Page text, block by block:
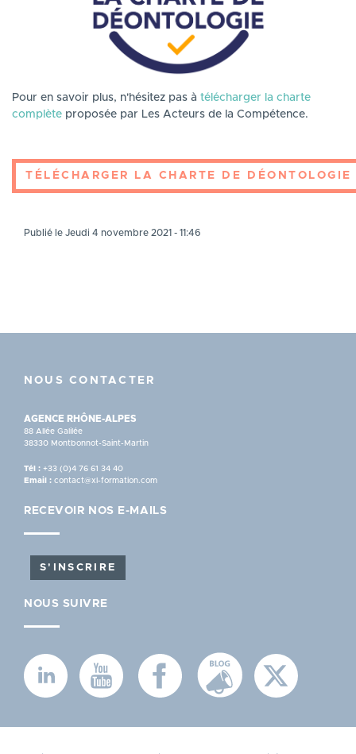
Pour en savoir plus, n'hésitez pas à télécharger la charte
complète proposée par Les Acteurs de la Compétence.
TÉLÉCHARGER LA CHARTE DE DÉONTOLOGIE
Publié le Jeudi 4 novembre 2021 - 11:46
NOUS CONTACTER
AGENCE RHÔNE-ALPES
88 Allée Galilée
38330 Montbonnot-Saint-Martin
Tél : +33 (0)4 76 61 34 40
Email : contact@xl-formation.com
RECEVOIR NOS E-MAILS
S'INSCRIRE
NOUS SUIVRE